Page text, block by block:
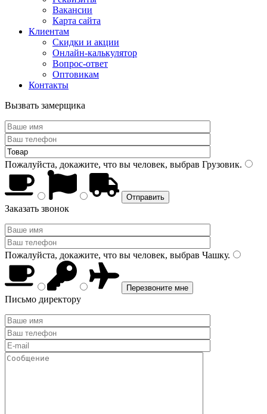
Вакансии
Карта сайта
Клиентам
Скидки и акции
Онлайн-калькулятор
Вопрос-ответ
Оптовикам
Контакты
Вызвать замерщика
Пожалуйста, докажите, что вы человек, выбрав Грузовик.
Заказать звонок
Пожалуйста, докажите, что вы человек, выбрав Чашку.
Письмо директору